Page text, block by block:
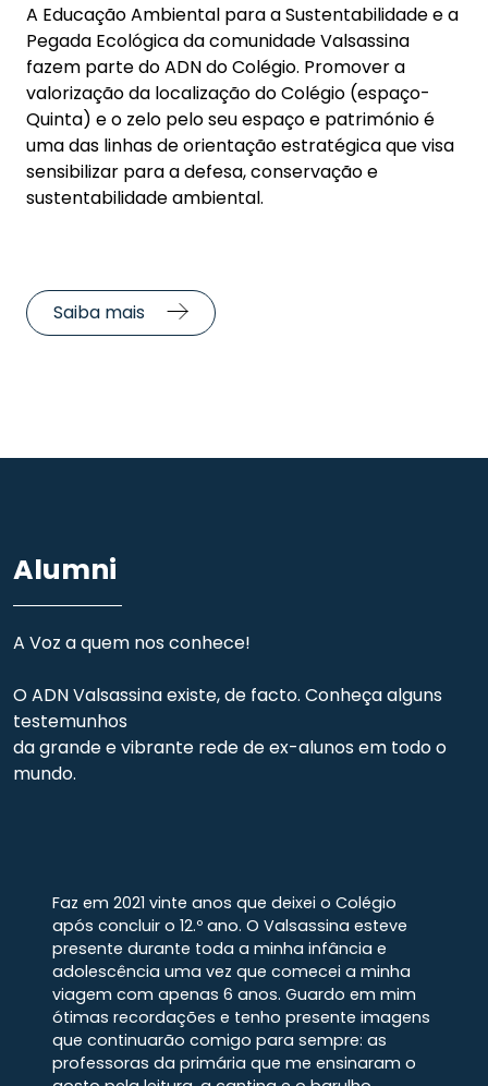
A Educação Ambiental para a Sustentabilidade e a
Pegada Ecológica da comunidade Valsassina
fazem parte do ADN do Colégio. Promover a
valorização da localização do Colégio (espaço-
Quinta) e o zelo pelo seu espaço e património é
uma das linhas de orientação estratégica que visa
sensibilizar para a defesa, conservação e
sustentabilidade ambiental.
Saiba mais
Alumni
A Voz a quem nos conhece!
O ADN Valsassina existe, de facto. Conheça alguns
testemunhos
da grande e vibrante rede de ex-alunos em todo o
mundo.
Faz em 2021 vinte anos que deixei o Colégio
após concluir o 12.º ano. O Valsassina esteve
presente durante toda a minha infância e
adolescência uma vez que comecei a minha
viagem com apenas 6 anos. Guardo em mim
ótimas recordações e tenho presente imagens
que continuarão comigo para sempre: as
professoras da primária que me ensinaram o